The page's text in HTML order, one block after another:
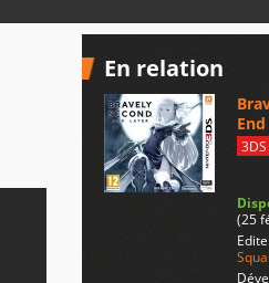
En relation
3DS
(25